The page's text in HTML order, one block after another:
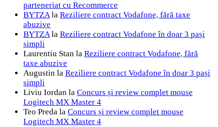
parteneriat cu Recommerce
BYTZAla Reziliere contract Vodafone, fără taxe
abuzive
BYTZAla Reziliere contract Vodafone în doar 3 pași
simpli
Laurentiu Stan la Reziliere contract Vodafone, fără
taxe abuzive
Augustin la Reziliere contract Vodafone în doar 3 pași
simpli
Liviu Iordan la Concurs și review complet mouse
Logitech MX Master 4
Teo Preda la Concurs și review complet mouse
Logitech MX Master 4